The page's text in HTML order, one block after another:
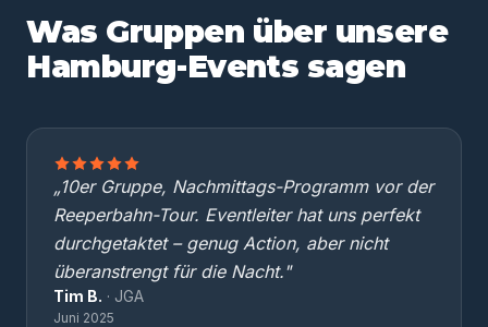
Was Gruppen über unsere
Hamburg-Events sagen
„10er Gruppe, Nachmittags-Programm vor der
Reeperbahn-Tour. Eventleiter hat uns perfekt
durchgetaktet – genug Action, aber nicht
überanstrengt für die Nacht."
Tim B. · JGA
Juni 2025